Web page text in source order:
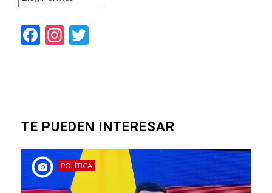
Facebook
Instagram
TE PUEDEN INTERESAR
POLÍTICA